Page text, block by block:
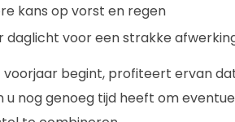
kans op vorst en regen
daglicht voor een strakke
voorjaar begint, profiteert ervan
u nog genoeg tijd heeft om